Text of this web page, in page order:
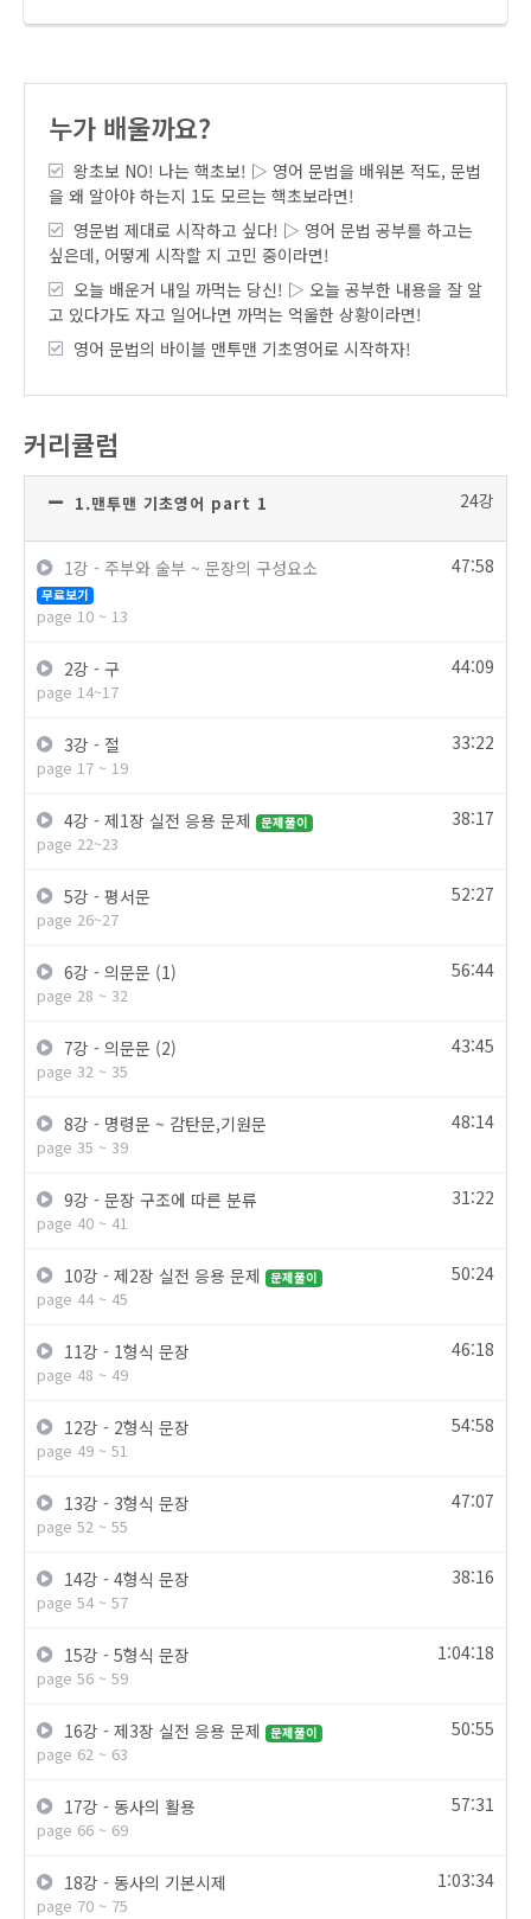
누가 배울까요?
왕초보 NO! 나는 핵초보! ▷ 영어 문법을 배워본 적도, 문법
을 왜 알아야 하는지 1도 모르는 핵초보라면!
영문법 제대로 시작하고 싶다! ▷ 영어 문법 공부를 하고는
싶은데, 어떻게 시작할 지 고민 중이라면!
오늘 배운거 내일 까먹는 당신! ▷ 오늘 공부한 내용을 잘 알
고 있다가도 자고 일어나면 까먹는 억울한 상황이라면!
영어 문법의 바이블 맨투맨 기초영어로 시작하자!
커리큘럼
1.맨투맨 기초영어 part 1 24강
1강 - 주부와 술부 ~ 문장의 구성요소
무료보기
47:58
page 10 ~ 13
2강 - 구 44:09
page 14~17
3강 - 절 33:22
page 17 ~ 19
4강 - 제1장 실전 응용 문제 문제풀이 38:17
page 22~23
5강 - 평서문 52:27
page 26~27
6강 - 의문문 (1) 56:44
page 28 ~ 32
7강 - 의문문 (2) 43:45
page 32 ~ 35
8강 - 명령문 ~ 감탄문,기원문 48:14
page 35 ~ 39
9강 - 문장 구조에 따른 분류 31:22
page 40 ~ 41
10강 - 제2장 실전 응용 문제 문제풀이 50:24
page 44 ~ 45
11강 - 1형식 문장 46:18
page 48 ~ 49
12강 - 2형식 문장 54:58
page 49 ~ 51
13강 - 3형식 문장 47:07
page 52 ~ 55
14강 - 4형식 문장 38:16
page 54 ~ 57
15강 - 5형식 문장 1:04:18
page 56 ~ 59
16강 - 제3장 실전 응용 문제 문제풀이 50:55
page 62 ~ 63
17강 - 동사의 활용 57:31
page 66 ~ 69
18강 - 동사의 기본시제 1:03:34
page 70 ~ 75